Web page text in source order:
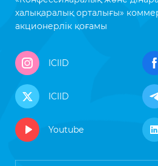
халықаралық орталығы»
акционерлік қоғамы
ICIID
ICIID
Youtube